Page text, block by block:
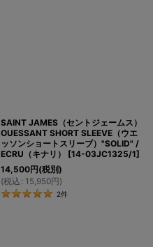
SAINT JAMES（セントジェームス）
OUESSANT SHORT SLEEVE（ウエ
ッソンショートスリーブ）"SOLID" /
ECRU（キナリ）
[14-03JC1325/1]
14,500円(税別)
(税込 : 15,950円)
2件